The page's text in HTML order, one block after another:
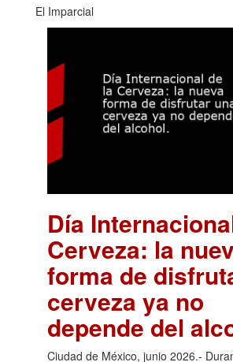
El Imparcial
Día
Cerveza: la
forma de
cerveza ya no
depende del
Ciudad de México, junio 2026.-